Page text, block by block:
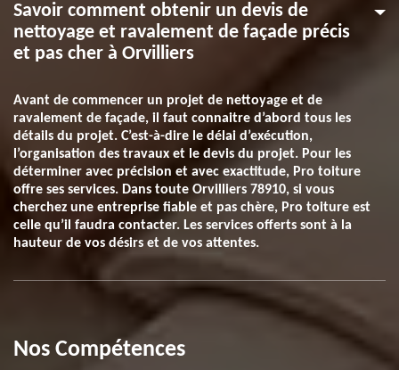
Savoir comment obtenir un devis de
nettoyage et ravalement de façade précis
et pas cher à Orvilliers
Avant de commencer un projet de nettoyage et de
ravalement de façade, il faut connaitre d’abord tous les
détails du projet. C’est-à-dire le délai d’exécution,
l’organisation des travaux et le devis du projet. Pour les
déterminer avec précision et avec exactitude, Pro toiture
offre ses services. Dans toute Orvilliers 78910, si vous
cherchez une entreprise fiable et pas chère, Pro toiture est
celle qu’il faudra contacter. Les services offerts sont à la
hauteur de vos désirs et de vos attentes.
Nos Compétences